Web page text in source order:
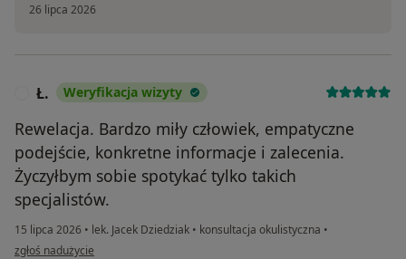
26 lipca 2026
Ł. Weryfikacja wizyty
Rewelacja. Bardzo miły człowiek, empatyczne
podejście, konkretne informacje i zalecenia.
Życzyłbym sobie spotykać tylko takich
specjalistów.
15 lipca 2026 • lek. Jacek Dziedziak • konsultacja okulistyczna •
w opinii użytkownika Ł.
zgłoś nadużycie